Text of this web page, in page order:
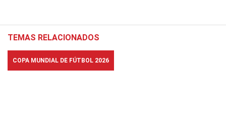
TEMAS RELACIONADOS
COPA MUNDIAL DE FÚTBOL 2026